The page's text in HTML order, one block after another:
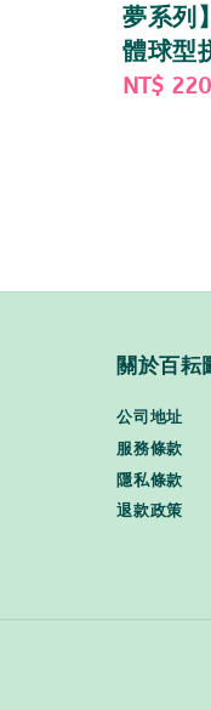
夢系列
體球型
Sale
NT$ 220
關於百耘
公司地址
服務條款
隱私條款
退款政策